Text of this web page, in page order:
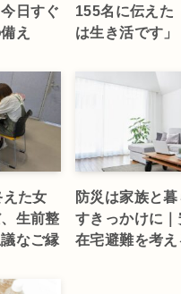
日すぐ
え
155名に伝えた
は生き活です」
た女
生前整
なご縁
防災は家族と
すきっかけに
在宅避難を考え